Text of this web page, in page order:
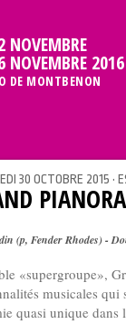
NOVEMBRE
NOVEMBRE 2016
DE MONTBENON
30 OCTOBRE 2015 •
(p, Fender Rhodes) -
«supergroupe»,
musicales qui
quasi unique dans